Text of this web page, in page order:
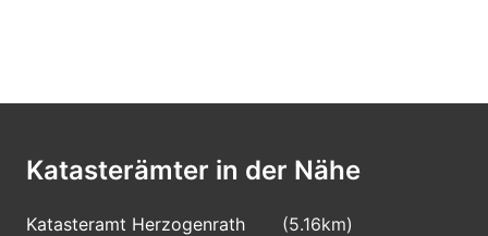
Katasterämter in der Nähe
Katasteramt Herzogenrath
(5.16km)